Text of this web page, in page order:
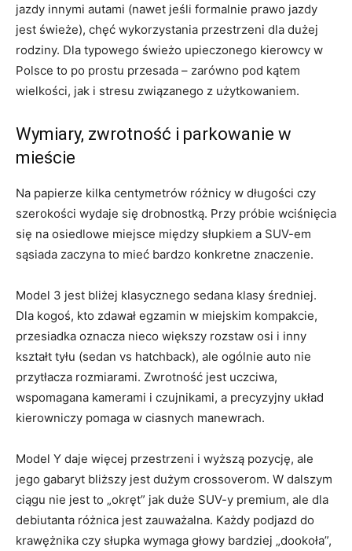
jazdy innymi autami (nawet jeśli formalnie prawo jazdy
jest świeże), chęć wykorzystania przestrzeni dla dużej
rodziny. Dla typowego świeżo upieczonego kierowcy w
Polsce to po prostu przesada – zarówno pod kątem
wielkości, jak i stresu związanego z użytkowaniem.
Wymiary, zwrotność i parkowanie w
mieście
Na papierze kilka centymetrów różnicy w długości czy
szerokości wydaje się drobnostką. Przy próbie wciśnięcia
się na osiedlowe miejsce między słupkiem a SUV-em
sąsiada zaczyna to mieć bardzo konkretne znaczenie.
Model 3 jest bliżej klasycznego sedana klasy średniej.
Dla kogoś, kto zdawał egzamin w miejskim kompakcie,
przesiadka oznacza nieco większy rozstaw osi i inny
kształt tyłu (sedan vs hatchback), ale ogólnie auto nie
przytłacza rozmiarami. Zwrotność jest uczciwa,
wspomagana kamerami i czujnikami, a precyzyjny układ
kierowniczy pomaga w ciasnych manewrach.
Model Y daje więcej przestrzeni i wyższą pozycję, ale
jego gabaryt bliższy jest dużym crossoverom. W dalszym
ciągu nie jest to „okręt” jak duże SUV-y premium, ale dla
debiutanta różnica jest zauważalna. Każdy podjazd do
krawężnika czy słupka wymaga głowy bardziej „dookoła”,